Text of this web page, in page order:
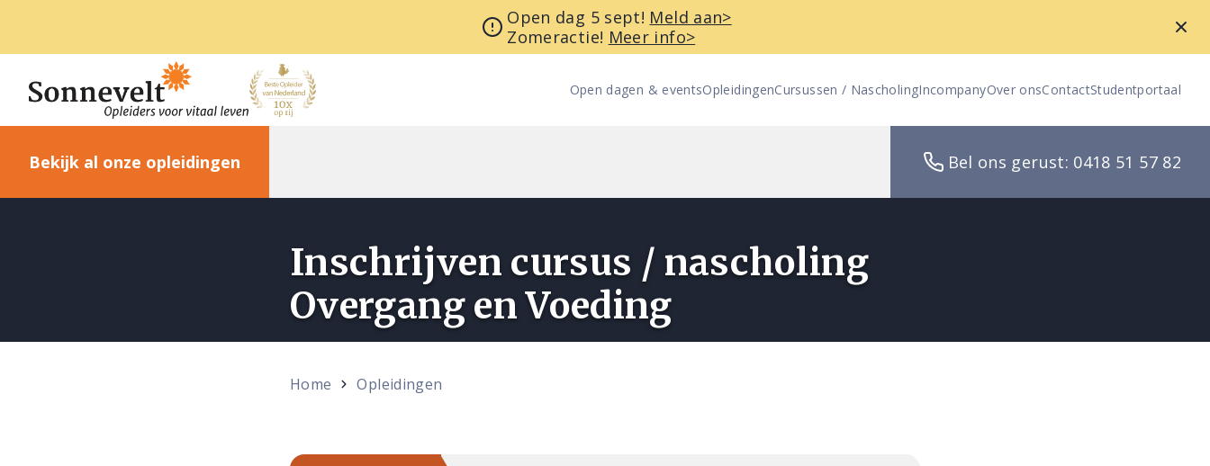
Open dag 5 sept! Meld aan>
Zomeractie! Meer info>
Open dagen & eventsOpleidingenCursussen / NascholingIncompanyOver onsContactStudentportaal
Bekijk al onze opleidingen Bel ons gerust: 0418 51 57 82
Inschrijven cursus / nascholing
Overgang en Voeding
Home Opleidingen